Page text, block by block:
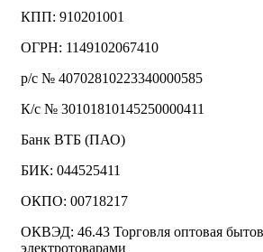
КПП: 910201001
ОГРН: 1149102067410
р/с № 40702810223340000585
К/с № 30101810145250000411
Банк ВТБ (ПАО)
БИК: 044525411
ОКПО: 00718217
ОКВЭД: 46.43 Торговля оптовая
электротоварами